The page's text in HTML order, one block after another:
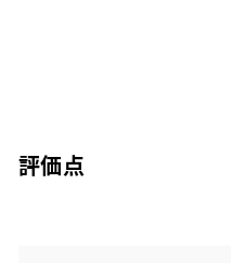
評価点